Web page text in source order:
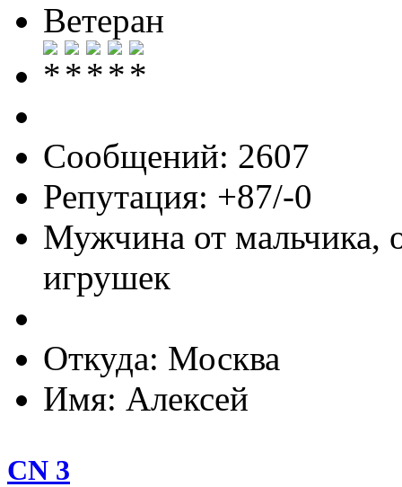
Ветеран
Сообщений: 2607
Репутация: +87/-0
Мужчина от мальчика,
игрушек
Откуда: Москва
Имя: Алексей
CN 3